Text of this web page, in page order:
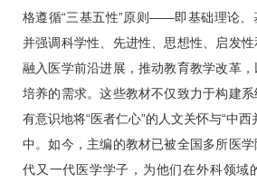
格遵循“三基五性”原则——即基础理论、
并强调科学性、先进性、思想性、启发
融入医学前沿进展，推动教育教学改革
培养的需求。这些教材不仅致力于构建
有意识地将“医者仁心”的人文关怀与“中
中。如今，主编的教材已被全国多所医
代又一代医学学子，为他们在外科领域